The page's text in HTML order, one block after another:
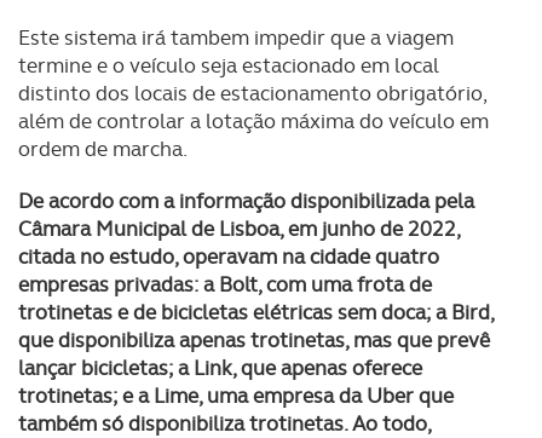
Este sistema irá tambem impedir que a viagem
termine e o veículo seja estacionado em local
distinto dos locais de estacionamento obrigatório,
além de controlar a lotação máxima do veículo em
ordem de marcha.
De acordo com a informação disponibilizada pela
Câmara Municipal de Lisboa, em junho de 2022,
citada no estudo, operavam na cidade quatro
empresas privadas: a Bolt, com uma frota de
trotinetas e de bicicletas elétricas sem doca; a Bird,
que disponibiliza apenas trotinetas, mas que prevê
lançar bicicletas; a Link, que apenas oferece
trotinetas; e a Lime, uma empresa da Uber que
também só disponibiliza trotinetas. Ao todo,